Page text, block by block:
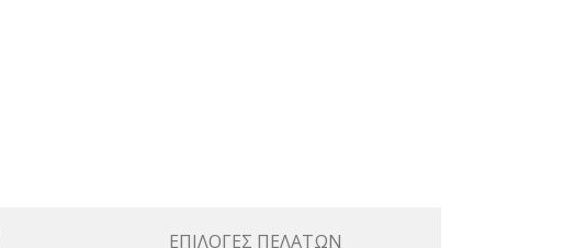
ΕΠΙΛΟΓΈΣ ΠΕΛΑΤΏΝ